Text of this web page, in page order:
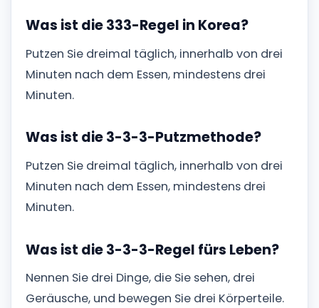
Was ist die 333-Regel in Korea?
Putzen Sie dreimal täglich, innerhalb von drei
Minuten nach dem Essen, mindestens drei
Minuten.
Was ist die 3-3-3-Putzmethode?
Putzen Sie dreimal täglich, innerhalb von drei
Minuten nach dem Essen, mindestens drei
Minuten.
Was ist die 3-3-3-Regel fürs Leben?
Nennen Sie drei Dinge, die Sie sehen, drei
Geräusche, und bewegen Sie drei Körperteile.